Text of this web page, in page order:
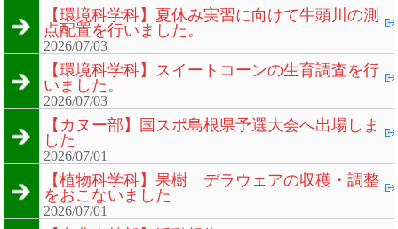
【環境科学科】夏休み実習に向けて牛頭川の測
点配置を行いました。
2026/07/03
【環境科学科】スイートコーンの生育調査を行
いました。
2026/07/03
【カヌー部】国スポ島根県予選大会へ出場しま
した
2026/07/01
【植物科学科】果樹 デラウェアの収穫・調整
をおこないました
2026/07/01